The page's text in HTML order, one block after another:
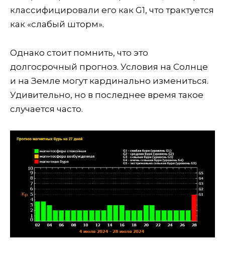
классифицировали его как G1, что трактуется
как «слабый шторм».
Однако стоит помнить, что это
долгосрочный прогноз. Условия на Солнце
и на Земле могут кардинально измениться.
Удивительно, но в последнее время такое
случается часто.